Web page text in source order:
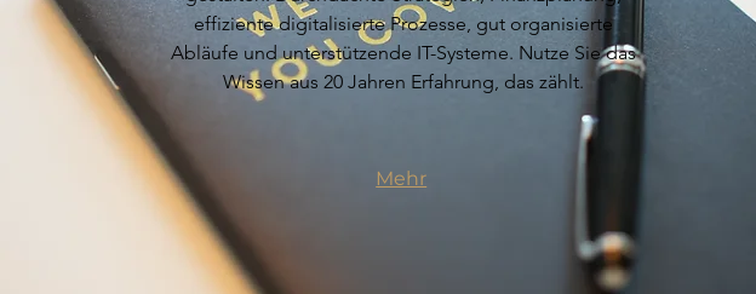
effiziente digitalisierte Prozesse, gut organisierte
Abläufe und unterstützende IT-Systeme. Nutze Sie das
Wissen aus 20 Jahren Erfahrung, das zählt.
Mehr